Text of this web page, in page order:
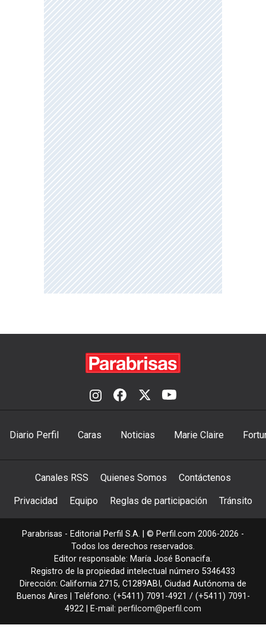
Diario Perfil Caras Noticias Marie Claire
Canales RSS Quienes Somos Contáctenos
Privacidad Equipo Reglas de participación Tránsito
Parabrisas - Editorial Perfil S.A. | © Perfil.com 2006-2026 -
Todos los derechos reservados.
Editor responsable: María José Bonacifa.
Registro de la propiedad intelectual número 5346433
Dirección: California 2715, C1289ABI , Ciudad Autónoma de
Buenos Aires | Teléfono: (+5411) 7091-4921 / (+5411) 7091-
4922 | E-mail: perfilcom@perfil.com